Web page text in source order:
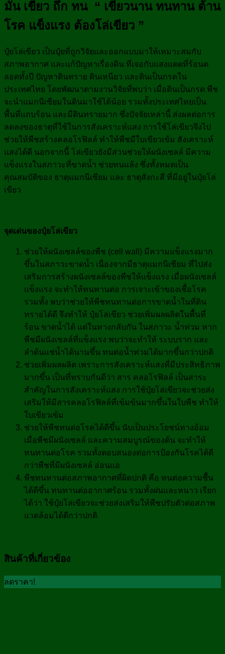
มัน เขียว ถึก ทน “ เขียวนาน ทนทาน ต้าน
โรค แข็งแรง ต้องโล่เขียว ”
ปุ๋ยโล่เขียว เป็นปุ๋ยที่ถูกวิจัยและออกแบบมาให้เหมาะสมกับ
สภาพอากาศ และแก้ปัญหาเรื่องดิน ที่เจอกับแสงแดดที่ร้อนต
ลอดทั้งปี ปัญหาดินทราย ดินเหนียว และดินเป็นกรดใน
ประเทศไทย โดยพัฒนาตามงานวิจัยที่พบว่า เมื่อดินเป็นกรด พืช
จะนำแมกนีเซียมในดินมาใช้ได้น้อย รวมทั้งประเทศไทยเป็น
พื้นที่แถบร้อน และมีดินทรายมาก ซึ่งปัจจัยเหล่านี้ ส่งผลต่อการ
ลดลงของธาตุที่ใช้ในการสังเคราะห์แสง การใช้โล่เขียวจึงไป
ช่วยให้พืชสร้างคลอโรฟิลล์ ทำให้พืชมีใบเขียวเข้ม สังเคราะห์
แสงได้ดี นอกจากนี้ โล่เขียวยังมีส่วนช่วยให้ผนังเซลล์ มีความ
แข็งแรงในสภาวะที่ขาดน้ำ ช่วยทนแล้ง ซึ่งทั้งหมดเป็น
คุณสมบัติของ ธาตุแมกนีเซียม และ ธาตุสังกะสี ที่มีอยู่ในปุ๋ยโล่
เขียว
จุดเด่นของปุ๋ยโล่เขียว
ช่วยให้ผนังเซลล์ของพืช (cell wall) มีความแข็งแรงมาก
ขึ้นในสภาวะขาดน้ำ เนื่องจากมีธาตุแมกนีเซียม ที่ไปส่ง
เสริมการสร้างผนังเซลล์ของพืชให้แข็งแรง เมื่อผนังเซลล์
แข็งแรง จะทำให้ทนทานต่อ การเจาะเข้าของเชื้อโรค
รวมทั้ง พบว่าช่วยให้พืชทนทานต่อการขาดน้ำในที่ดิน
ทรายได้ดี จึงทำให้ ปุ๋ยโล่เขียว ช่วยเพิ่มผลผลิตในพื้นที่
ร้อน ขาดน้ำได้ แต่ในทางกลับกัน ในสภาวะ น้ำท่วม หาก
พืชมีผนังเซลล์ที่แข็งแรง พบว่าจะทำให้ ระบบราก และ
ลำต้นแช่น้ำได้นานขึ้น ทนต่อน้ำท่วมได้มากขึ้นกว่าปกติ
ช่วยเพิ่มผลผลิต เพราะการสังเคราะห์แสงที่มีประสิทธิภาพ
มากขึ้น เป็นที่ทราบกันดีว่า สาร คลอโรฟิลล์ เป็นสาระ
สำคัญในการสังเคราะห์แสง การใช้ปุ๋ยโล่เขียวจะช่วยส่ง
เสริมให้มีสารคลอโรฟิลล์ที่เข้มข้นมากขึ้นในใบพืช ทำให้
ใบเขียวเข้ม
ช่วยให้พืชทนต่อโรคได้ดีขึ้น นับเป็นประโยชน์ทางอ้อม
เมื่อพืชมีผนังเซลล์ และความสมบูรณ์ของต้น จะทำให้
ทนทานต่อโรค รวมทั้งตอบสนองต่อการป้องกันโรคได้ดี
กว่าพืชที่มีผนังเซลล์ อ่อนแอ
พืชทนทานต่อสภาพอากาศที่ผิดปกติ คือ ทนต่อความชื้น
ได้ดีขึ้น ทนทานต่ออากาศร้อน รวมทั้งฝนและหนาว เรียก
ได้ว่า ใช้ปุ๋ยโล่เขียวจะช่วยส่งเสริมให้พืชปรับตัวต่อสภาพ
แวดล้อมได้ดีกว่าปกติ
สินค้าที่เกี่ยวข้อง
ลดราคา!